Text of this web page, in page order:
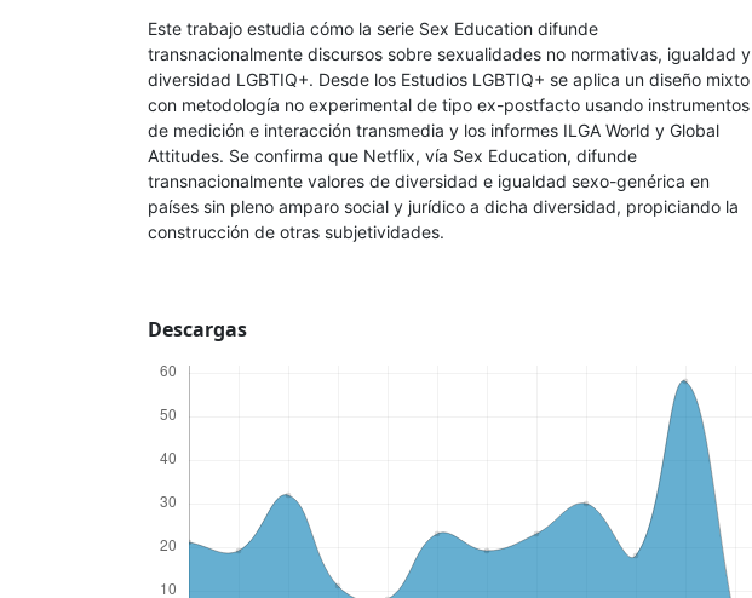
Este trabajo estudia cómo la serie Sex Education difunde
transnacionalmente discursos sobre sexualidades no normativas, igualdad y
diversidad LGBTIQ+. Desde los Estudios LGBTIQ+ se aplica un diseño mixto
con metodología no experimental de tipo ex-postfacto usando instrumentos
de medición e interacción transmedia y los informes ILGA World y Global
Attitudes. Se confirma que Netflix, vía Sex Education, difunde
transnacionalmente valores de diversidad e igualdad sexo-genérica en
países sin pleno amparo social y jurídico a dicha diversidad, propiciando la
construcción de otras subjetividades.
Descargas